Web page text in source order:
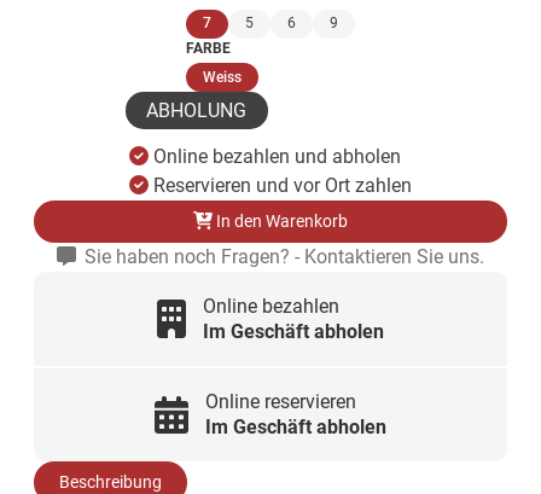
7(ausgewählt)
5 6
9
FARBE
Weiss(ausgewählt)
ABHOLUNG
Online bezahlen und abholen
Reservieren und vor Ort zahlen
In den Warenkorb
Sie haben noch Fragen? - Kontaktieren Sie uns.
Online bezahlen
Im Geschäft abholen
Online reservieren
Im Geschäft abholen
Beschreibung